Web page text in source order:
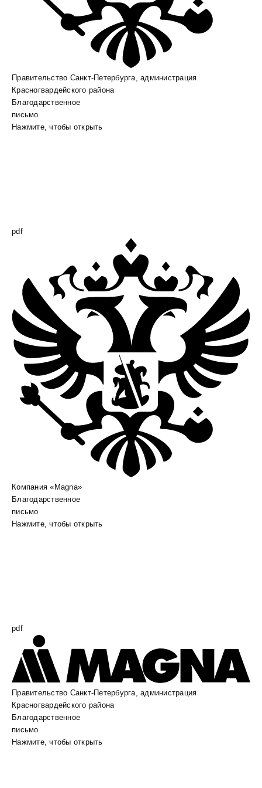
Правительство Санкт-Петербурга, администрация
Красногвардейского района
Благодарственное
письмо
Нажмите, чтобы открыть
pdf
Компания «Magna»
Благодарственное
письмо
Нажмите, чтобы открыть
pdf
Правительство Санкт-Петербурга, администрация
Красногвардейского района
Благодарственное
письмо
Нажмите, чтобы открыть